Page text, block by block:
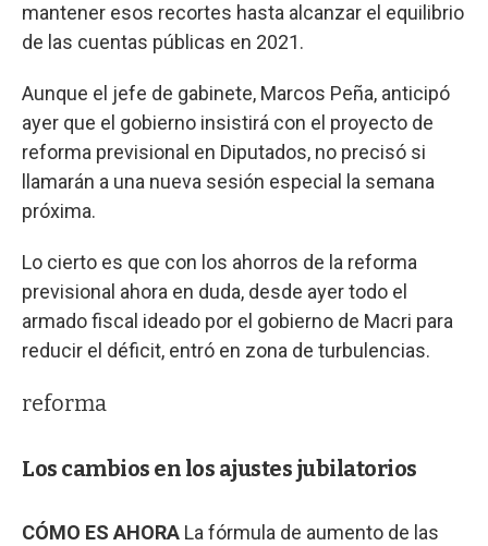
mantener esos recortes hasta alcanzar el equilibrio
de las cuentas públicas en 2021.
Aunque el jefe de gabinete, Marcos Peña, anticipó
ayer que el gobierno insistirá con el proyecto de
reforma previsional en Diputados, no precisó si
llamarán a una nueva sesión especial la semana
próxima.
Lo cierto es que con los ahorros de la reforma
previsional ahora en duda, desde ayer todo el
armado fiscal ideado por el gobierno de Macri para
reducir el déficit, entró en zona de turbulencias.
reforma
Los cambios en los ajustes jubilatorios
CÓMO ES AHORA La fórmula de aumento de las